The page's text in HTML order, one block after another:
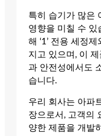
특히 습기가 많은
영향을 미칠 수 있
해 ‘1’ 전용 세정
지고 있으며, 이
과 안전성에서도
습니다.
우리 회사는 아파
장으로서, 고객의
양한 제품을 개발